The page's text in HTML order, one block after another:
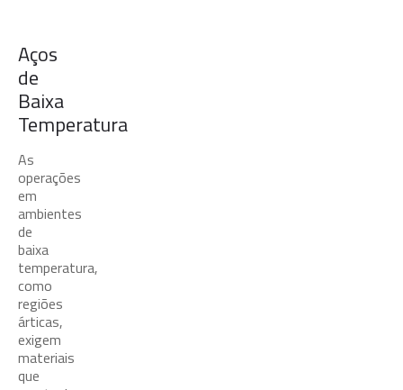
Aços
de
Baixa
Temperatura
As
operações
em
ambientes
de
baixa
temperatura,
como
regiões
árticas,
exigem
materiais
que